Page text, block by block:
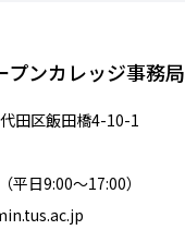
プンカレッジ事務局
田区飯田橋4-10-1
日9:00～17:00）